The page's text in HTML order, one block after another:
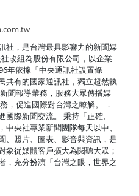
社，是台灣最具影響力的新聞媒
改組為股份有限公司，以企業
年依據「中央通訊社設置條
共有的國家通訊社，獨立超然執
聞報導業務，服務大眾傳播媒
，促進國際對台灣之瞭解。 ．
際新聞交流。 秉持「正確、
央社專業新聞團隊每天以中、
、照片、圖表、影音與資訊，是
象從媒體客戶擴大為閱聽大眾；
，充分扮演「台灣之眼，世界之